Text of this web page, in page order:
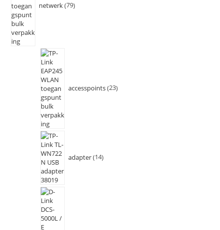
netwerk 79
accesspoints 23
adapter 14